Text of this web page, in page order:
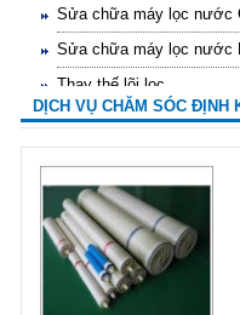
Sửa chữa máy lọc nước
Sửa chữa máy lọc nước
Thay thế lõi lọc
Nâng cấp máy lọc nước
Sửa chữa máy lọc nước
DỊCH VỤ CHĂM SÓC ĐỊNH